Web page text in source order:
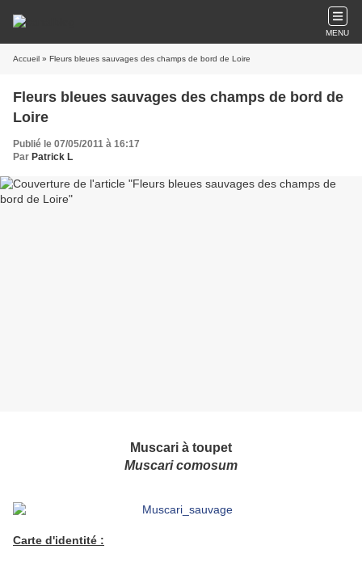
MENU
Accueil » Fleurs bleues sauvages des champs de bord de Loire
Fleurs bleues sauvages des champs de bord de
Loire
Publié le 07/05/2011 à 16:17
Par Patrick L
Muscari à toupet
Muscari comosum
Carte d'identité :